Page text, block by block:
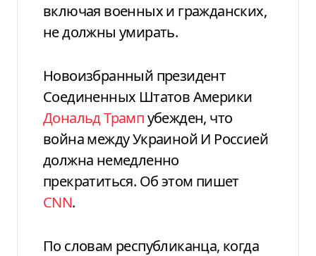
включая военных и гражданских,
не должны умирать.
Новоизбранный президент
Соединенных Штатов Америки
Дональд Трампубежден, что
война между Украиной И Россией
должна немедленно
прекратиться. Об этом пишет
CNN.
По словам республиканца, когда